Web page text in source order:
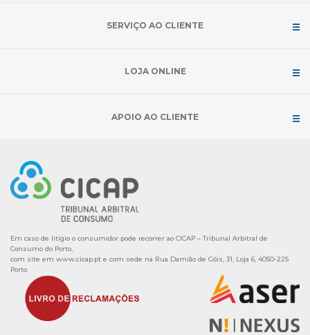
SERVIÇO AO CLIENTE
LOJA ONLINE
APOIO AO CLIENTE
Em caso de litígio o consumidor pode recorrer ao CICAP – Tribunal Arbitral de
Consumo do Porto,
com site em www.cicap.pt e com sede na Rua Damião de Góis, 31, Loja 6, 4050-225
Porto.